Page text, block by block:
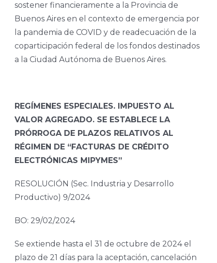
sostener financieramente a la Provincia de
Buenos Aires en el contexto de emergencia por
la pandemia de COVID y de readecuación de la
coparticipación federal de los fondos destinados
a la Ciudad Autónoma de Buenos Aires.
REGÍMENES ESPECIALES. IMPUESTO AL
VALOR AGREGADO. SE ESTABLECE LA
PRÓRROGA DE PLAZOS RELATIVOS AL
RÉGIMEN DE “FACTURAS DE CRÉDITO
ELECTRÓNICAS MIPYMES”
RESOLUCIÓN (Sec. Industria y Desarrollo
Productivo) 9/2024
BO: 29/02/2024
Se extiende hasta el 31 de octubre de 2024 el
plazo de 21 días para la aceptación, cancelación